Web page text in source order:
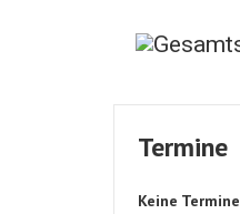
Termine
Keine Termine